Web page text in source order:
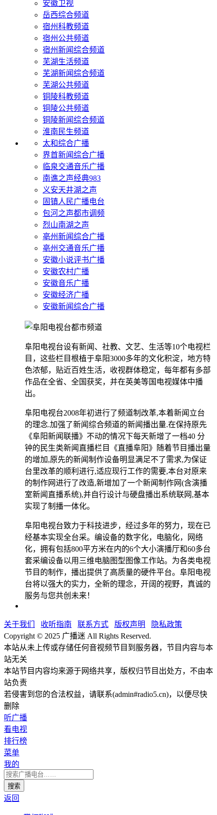
安徽卫视
岳西综合频道
宿州科教频道
宿州公共频道
宿州新闻综合频道
芜湖生活频道
芜湖新闻综合频道
芜湖公共频道
铜陵科教频道
铜陵公共频道
铜陵新闻综合频道
淮南民生频道
太和综合广播
界首新闻综合广播
临泉交通音乐广播
南谯之声经典983
义安天井湖之声
固镇人民广播电台
包河之声都市调频
烈山南湖之声
亳州新闻综合广播
亳州交通音乐广播
安徽小说评书广播
安徽农村广播
安徽音乐广播
安徽经济广播
安徽新闻综合广播
阜阳电视台设有新闻、社教、文艺、生活等10个电视栏
目，这些栏目根植于阜阳3000多年的文化积淀，地方特
色浓郁，贴近百姓生活，收视群体稳定，每年都有多部
作品在全省、全国获奖，并在英美等国电视媒体中播
出。
阜阳电视台2008年初进行了频道制改革,本着新闻立台
的理念.加强了新闻综合频道的新闻播出量.在保持原先
《阜阳新闻联播》不动的情况下每天新增了一档40 分
钟的民生类新闻直播栏目《直播阜阳》随着节目播出量
的增加,原先的新闻制作设备明显满足不了需求,为保证
台里改革的顺利进行,适应现行工作的需要,本台对原来
的制作网进行了改造,新增加了一个新闻制作网(含演播
室新闻直播系统),并自行设计与硬盘播出系统联网,基本
实现了制播一体化。
阜阳电视台致力于科技进步，经过多年的努力，现在已
经基本实现全台采。编设备的数字化，电脑化，网络
化，拥有包括800平方米在内的6个大小演播厅和60多台
套采编设备以用三维电脑图型图像工作站。为各类电视
节目的制作，播出提供了高质量的硬件平台。阜阳电视
台将以强大的实力，全新的理念，开阔的视野，真诚的
服务与您共创未来！
关于我们 收听指南 联系方式 版权声明
隐私政策
Copyright © 2025 广播迷 All Rights Reserved.
本站从未上传或存储任何音视频节目到服务器，节目内容与本
站无关
本站节目内容均来源于网络共享，版权归节目出处方，不由本
站负责
若侵害到您的合法权益，请联系(admin#radio5.cn)，以便尽快
删除
听广播
看电视
排行榜
菜单
我的
返回